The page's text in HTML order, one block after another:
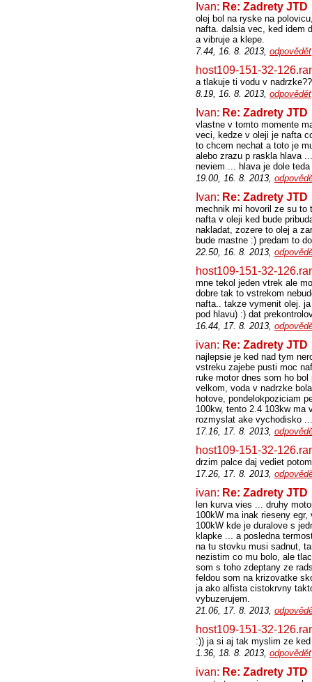
Ivan: Re: Zadrety JTD
olej bol na ryske na
nafta. dalsia vec, ked idem
a vibruje a klepe.
7.44, 16. 8. 2013, odpovědět
host109-151-32-
a tlakuje ti vodu v
8.19, 16. 8. 2013, odpovědět
Ivan: Re: Zadrety JTD
vlastne v tomto momente
veci, kedze v oleji je nafta
to chcem nechat a toto je
alebo zrazu p raskla hlava
neviem ... hlava je dole
19.00, 16. 8. 2013,
Ivan: Re: Zadrety JTD
mechnik mi hovoril ze su to
nafta v oleji ked bude
nakladat, zozere to olej a
bude mastne :) predam to
22.50, 16. 8. 2013,
host109-151-32-
mne tekol jeden vtrek ale
dobre tak to vstrekom
nafta.. takze vymenit olej.
pod hlavu) :) dat
16.44, 17. 8. 2013,
ivan: Re: Zadrety JTD
najlepsie je ked nad tym
vstreku zajebe pusti moc
ruke motor dnes som ho
velkom, voda v nadrzke
hotove, pondelokpoziciam
100kw, tento 2.4 103kw
rozmyslat ake vychodisko
17.16, 17. 8. 2013,
host109-151-32-
drzim palce daj vediet
17.26, 17. 8. 2013,
ivan: Re: Zadrety JTD
len kurva vies ... druhy
100kW ma inak rieseny
100kW kde je duralove s
klapke ... a posledna
na tu stovku musi sadnut,
nezistim co mu bolo, ale
som s toho zdeptany ze
feldou som na krizovatke
ja ako alfista cistokrvny
vybuzerujem.
21.06, 17. 8. 2013,
host109-151-32-
:)) ja si aj tak myslim ze
1.36, 18. 8. 2013, odpovědět
ivan: Re: Zadrety JTD